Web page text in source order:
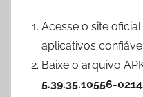
Acesse o site
aplicativos
Baixe o arquivo
5.39.35.10556-